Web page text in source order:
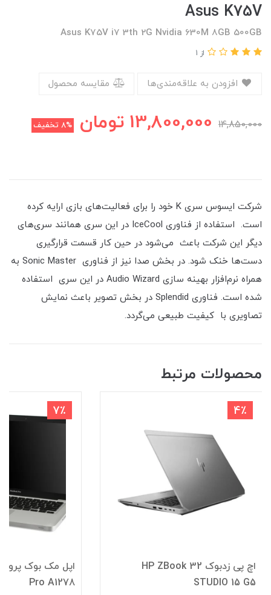
Asus K75V
Asus K75V i7 3th 2G Nvidia 630M 8GB 500GB
از 1
مقایسه محصول
14,850,000
13,800,000 تومان 8% تخفیف
شرکت ایسوس سری K خود را برای فعالیت‌های بازی ارایه کرده
است. استفاده از فناوری IceCool در این سری همانند سری‌های
دیگر این شرکت باعث می‌شود در حین کار قسمت قرارگیری
دست‌ها خنک شود. در بخش صدا نیز از فناوری Sonic Master به
همراه نرم‌افزار بهینه سازی Audio Wizard در این سری استفاده
شده است. فناوری Splendid در بخش تصویر باعث نمایش
تصاویری با کیفیت طبیعی می‌گردد.
محصولات مرتبط
4٪
اچ پی زدبوک 32 HP ZBook
STUDIO 15 G5
7٪
Pro A1278